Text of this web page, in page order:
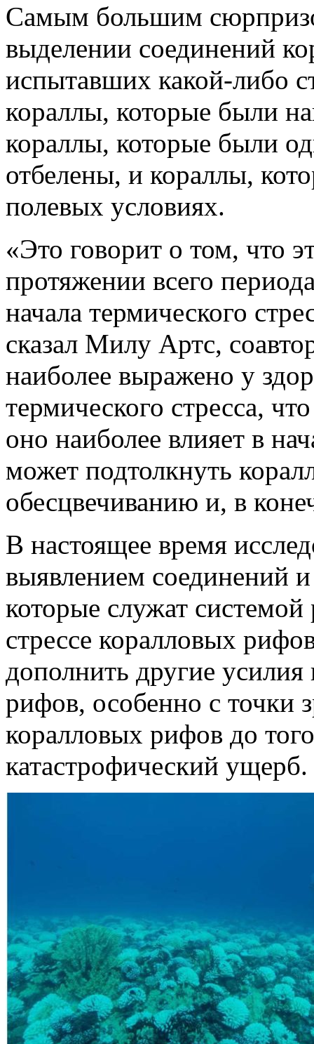
Самым большим
выделении соединений
испытавших какой-либо
кораллы, которые были
кораллы, которые были
отбелены, и кораллы,
полевых условиях.
«Это говорит о том, что
протяжении всего
начала термического
сказал Милу Артс,
наиболее выражено у
термического стресса,
оно наиболее влияет в
может подтолкнуть
обесцвечиванию и, в
В настоящее время
выявлением соединений
которые служат
стрессе коралловых
дополнить другие
рифов, особенно с точки
коралловых рифов до
катастрофический ущерб.